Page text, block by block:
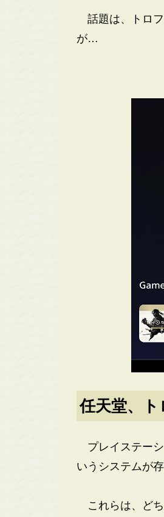
話題は、トロフ
が…
任天堂、
プレイステーシ
いうシステムが存
これらは、どち